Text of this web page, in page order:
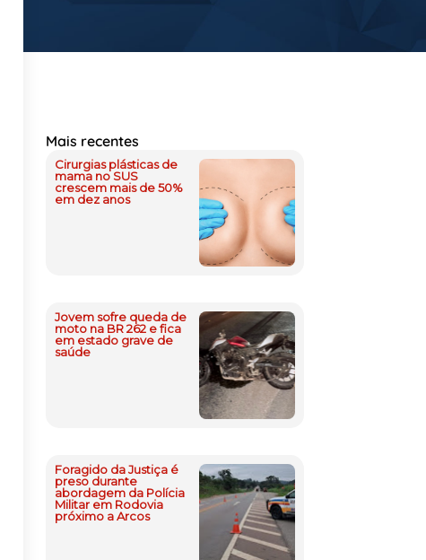
Mais recentes
Cirurgias plásticas de
mama no SUS
crescem mais de 50%
em dez anos
Jovem sofre queda de
moto na BR 262 e fica
em estado grave de
saúde
Foragido da Justiça é
preso durante
abordagem da Polícia
Militar em Rodovia
próximo a Arcos